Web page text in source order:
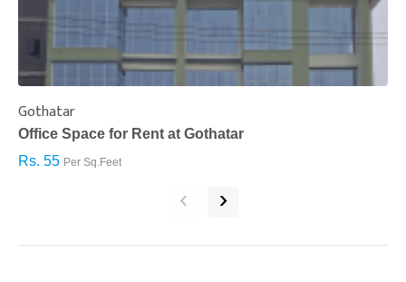
Gothatar
Office Space for Rent at Gothatar
Rs. 55 Per Sq.Feet
‹ ›